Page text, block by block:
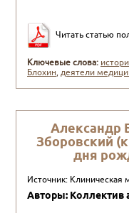
Читать статью
Ключевые слова:
Блохин,деятели
Александр
Зборовский
дня
Источник:
Авторы: Коллектив